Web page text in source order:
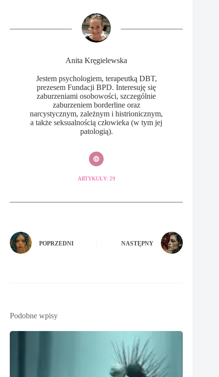
Anita Kręgielewska
Jestem psychologiem, terapeutką DBT,
prezesem Fundacji BPD. Interesuję się
zaburzeniami osobowości, szczególnie
zaburzeniem borderline oraz
narcystycznym, zależnym i histrionicznym,
a także seksualnością człowieka (w tym jej
patologią).
ARTYKUŁY: 29
POPRZEDNI NASTĘPNY
Podobne wpisy